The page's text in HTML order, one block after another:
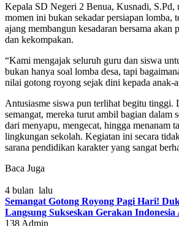
Kepala SD Negeri 2 Benua, Kusnadi, S.Pd,
momen ini bukan sekadar persiapan lomba,
ajang membangun kesadaran bersama akan
dan kekompakan.
“Kami mengajak seluruh guru dan siswa
bukan hanya soal lomba desa, tapi
nilai gotong royong sejak dini kepada anak-
Antusiasme siswa pun terlihat begitu tinggi.
semangat, mereka turut ambil bagian dalam
dari menyapu, mengecat, hingga menanam
lingkungan sekolah. Kegiatan ini secara
sarana pendidikan karakter yang sangat
Baca Juga
4 bulan lalu
Semangat Gotong Royong Pagi Hari!
Langsung Sukseskan Gerakan
138 Admin